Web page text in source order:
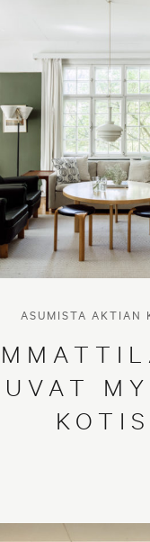
ASUMISTA AKTIAN